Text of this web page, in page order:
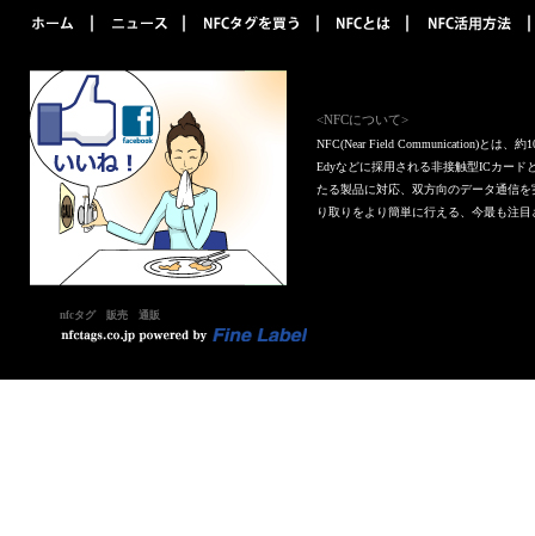
<NFCについて>
NFC(Near Field Communication)とは、
Edyなどに採用される非接触型ICカード
たる製品に対応、双方向のデータ通信
り取りをより簡単に行える、今最も注
nfcタグ 販売 通販